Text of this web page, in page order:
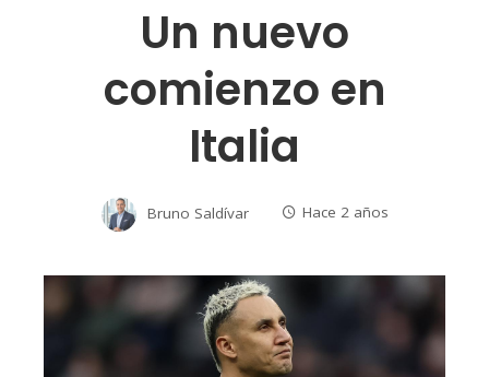
Un nuevo
comienzo en
Italia
Bruno Saldívar Hace 2 años